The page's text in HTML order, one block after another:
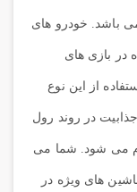
باشد. خودرو های
در بازی های
از این نوع
در روند رول
می شود. شما می
های ویژه در